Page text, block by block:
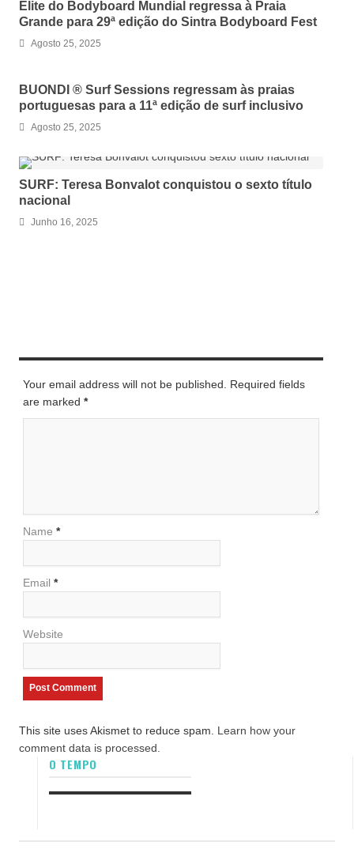
Elite do Bodyboard Mundial regressa à Praia
Grande para 29ª edição do Sintra Bodyboard Fest
Agosto 25, 2025
BUONDI ® Surf Sessions regressam às praias
portuguesas para a 11ª edição de surf inclusivo
Agosto 25, 2025
SURF: Teresa Bonvalot conquistou o sexto título
nacional
Junho 16, 2025
Your email address will not be published. Required fields
are marked *
Name *
Email *
Website
This site uses Akismet to reduce spam. Learn how your
comment data is processed.
O TEMPO